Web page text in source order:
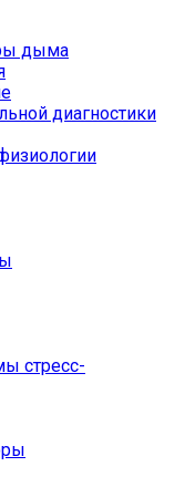
дыма
диагностики
стресс-